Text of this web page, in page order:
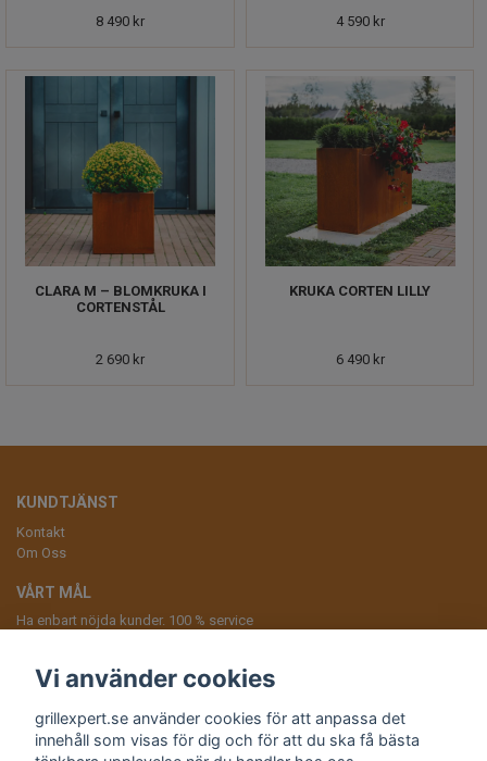
8 490 kr 4 590 kr
CLARA M – BLOMKRUKA I
CORTENSTÅL
2 690 kr
KRUKA CORTEN LILLY
6 490 kr
KUNDTJÄNST
Kontakt
Om Oss
VÅRT MÅL
Ha enbart nöjda kunder. 100 % service
Vi använder cookies
grillexpert.se använder cookies för att anpassa det
innehåll som visas för dig och för att du ska få bästa